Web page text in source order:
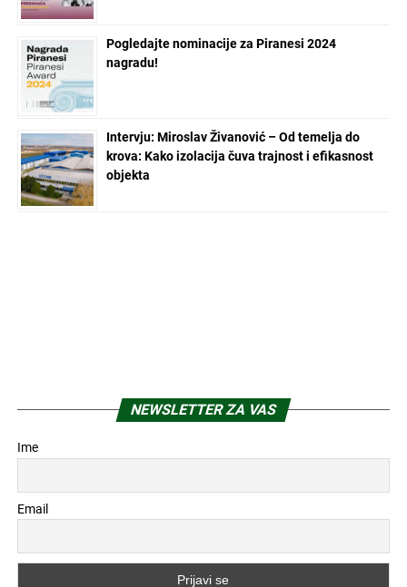
Pogledajte nominacije za Piranesi 2024
nagradu!
Intervju: Miroslav Živanović – Od temelja do
krova: Kako izolacija čuva trajnost i efikasnost
objekta
NEWSLETTER ZA VAS
Ime
Email